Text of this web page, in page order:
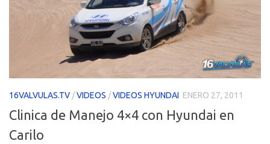
16VALVULAS.TV /VIDEOS /VIDEOS HYUNDAI ENERO 27, 2011
Clinica de Manejo 4×4 con Hyundai en
Carilo